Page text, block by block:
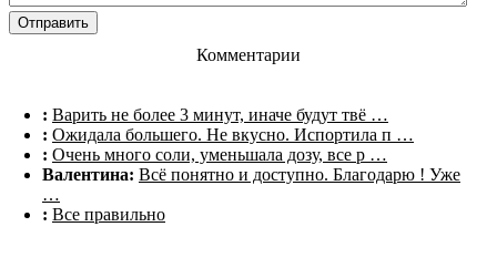
Комментарии
: Варить не более 3 минут, иначе будут твё …
: Ожидала большего. Не вкусно. Испортила п …
: Очень много соли, уменьшала дозу, все р …
Валентина: Всё понятно и доступно. Благодарю ! Уже
…
: Все правильно